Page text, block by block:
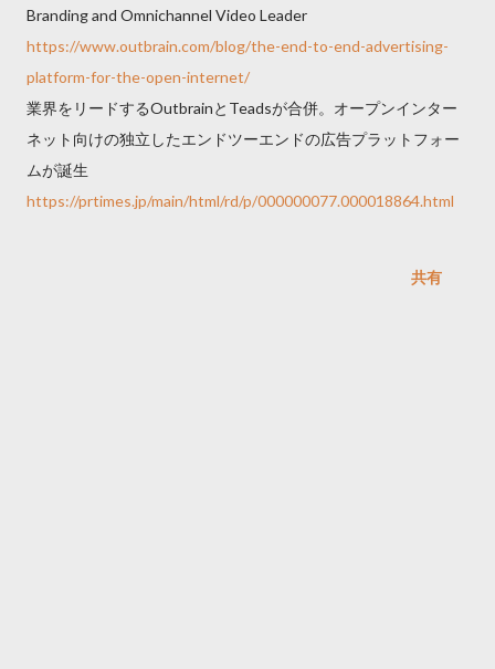
Branding and Omnichannel Video Leader
https://www.outbrain.com/blog/the-end-to-end-advertising-
platform-for-the-open-internet/
業界をリードするOutbrainとTeadsが合併。オープンインター
ネット向けの独立したエンドツーエンドの広告プラットフォー
ムが誕生
https://prtimes.jp/main/html/rd/p/000000077.000018864.html
共有